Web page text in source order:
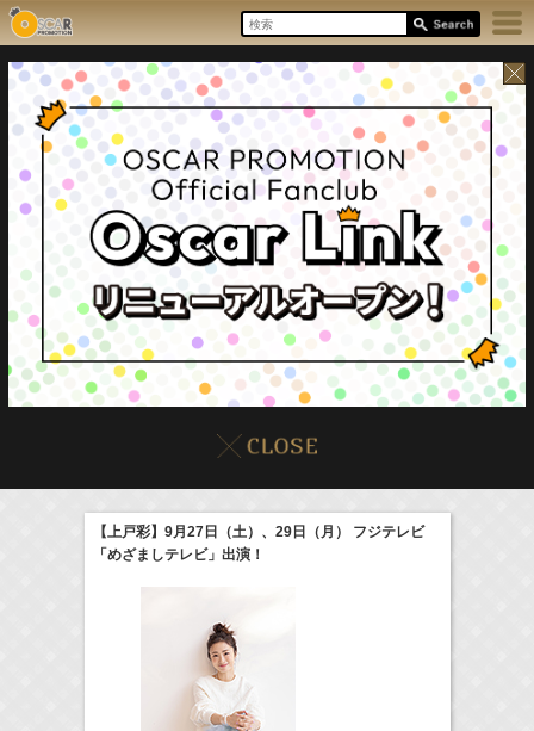
本日の出演情報8/6(Thu) イベント販売情報
【上戸彩】9月27日（土）、29日（月） フジテレビ
「めざましテレビ」出演！